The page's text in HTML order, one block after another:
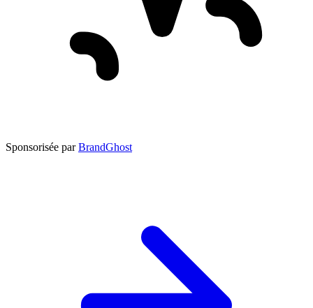
Sponsorisée par BrandGhost